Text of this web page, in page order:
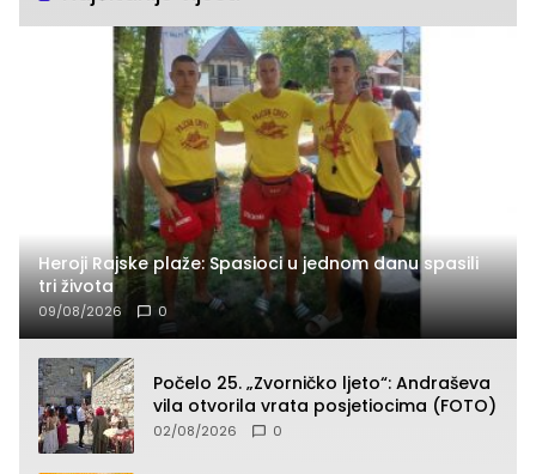
Heroji Rajske plaže: Spasioci u jednom danu spasili
tri života
09/08/2026 0
Počelo 25. „Zvorničko ljeto“: Andraševa
vila otvorila vrata posjetiocima (FOTO)
02/08/2026 0